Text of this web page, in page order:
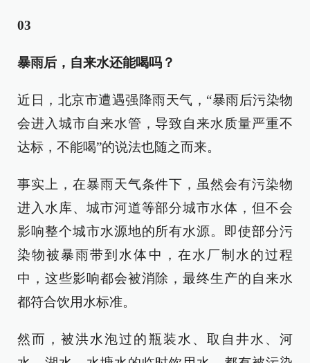
03
暴雨后，自来水还能喝吗？
近日，北京市遭遇强降雨天气，“暴雨后污染物
会进入城市自来水管，导致自来水质量严重不
达标，不能喝”的说法也随之而来。
事实上，在暴雨天气条件下，虽然会有污染物
进入水库、城市河道等部分城市水体，但不会
影响整个城市水源地的所有水源。即使部分污
染物被暴雨带到水体中，在水厂制水的过程
中，这些影响都会被消除，最终生产的自来水
都符合饮用水标准。
然而，被洪水泡过的瓶装水、取自井水、河